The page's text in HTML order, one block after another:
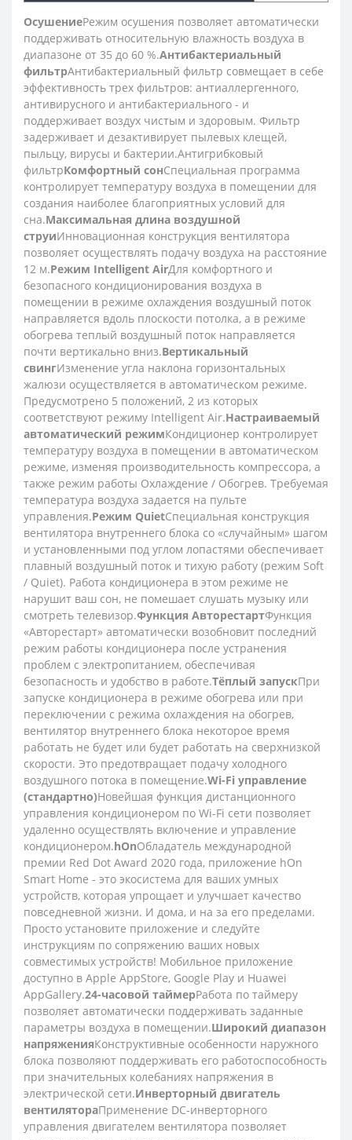
ОсушениеРежим осушения позволяет автоматически
поддерживать относительную влажность воздуха в
диапазоне от 35 до 60 %.Антибактериальный
фильтрАнтибактериальный фильтр совмещает в себе
эффективность трех фильтров: антиаллергенного,
антивирусного и антибактериального - и
поддерживает воздух чистым и здоровым. Фильтр
задерживает и дезактивирует пылевых клещей,
пыльцу, вирусы и бактерии.Антигрибковый
фильтрКомфортный сонСпециальная программа
контролирует температуру воздуха в помещении для
создания наиболее благоприятных условий для
сна.Максимальная длина воздушной
струиИнновационная конструкция вентилятора
позволяет осуществлять подачу воздуха на расстояние
12 м.Режим Intelligent AirДля комфортного и
безопасного кондиционирования воздуха в
помещении в режиме охлаждения воздушный поток
направляется вдоль плоскости потолка, а в режиме
обогрева теплый воздушный поток направляется
почти вертикально вниз.Вертикальный
свингИзменение угла наклона горизонтальных
жалюзи осуществляется в автоматическом режиме.
Предусмотрено 5 положений, 2 из которых
соответствуют режиму Intelligent Air.Настраиваемый
автоматический режимКондиционер контролирует
температуру воздуха в помещении в автоматическом
режиме, изменяя производительность компрессора, а
также режим работы Охлаждение / Обогрев. Требуемая
температура воздуха задается на пульте
управления.Режим QuietСпециальная конструкция
вентилятора внутреннего блока со «случайным» шагом
и установленными под углом лопастями обеспечивает
плавный воздушный поток и тихую работу (режим Soft
/ Quiet). Работа кондиционера в этом режиме не
нарушит ваш сон, не помешает слушать музыку или
смотреть телевизор.Функция АвторестартФункция
«Авторестарт» автоматически возобновит последний
режим работы кондиционера после устранения
проблем с электропитанием, обеспечивая
безопасность и удобство в работе.Тёплый запускПри
запуске кондиционера в режиме обогрева или при
переключении с режима охлаждения на обогрев,
вентилятор внутреннего блока некоторое время
работать не будет или будет работать на сверхнизкой
скорости. Это предотвращает подачу холодного
воздушного потока в помещение.Wi-Fi управление
(стандартно)Новейшая функция дистанционного
управления кондиционером по Wi-Fi сети позволяет
удаленно осуществлять включение и управление
кондиционером.hOnОбладатель международной
премии Red Dot Award 2020 года, приложение hOn
Smart Home - это экосистема для ваших умных
устройств, которая упрощает и улучшает качество
повседневной жизни. И дома, и на за его пределами.
Просто установите приложение и следуйте
инструкциям по сопряжению ваших новых
совместимых устройств! Мобильное приложение
доступно в Apple AppStore, Google Play и Huawei
AppGallery.24-часовой таймерРабота по таймеру
позволяет автоматически поддерживать заданные
параметры воздуха в помещении.Широкий диапазон
напряженияКонструктивные особенности наружного
блока позволяют поддерживать его работоспособность
при значительных колебаниях напряжения в
электрической сети.Инверторный двигатель
вентилятораПрименение DC-инверторного
управления двигателем вентилятора позволяет